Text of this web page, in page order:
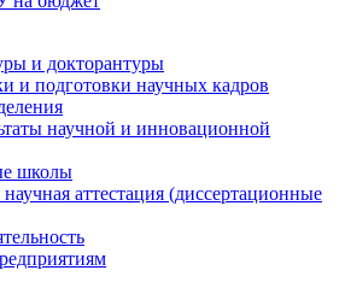
и докторантуры
и подготовки научных кадров
научной и инновационной
школы
научная аттестация (диссертационные